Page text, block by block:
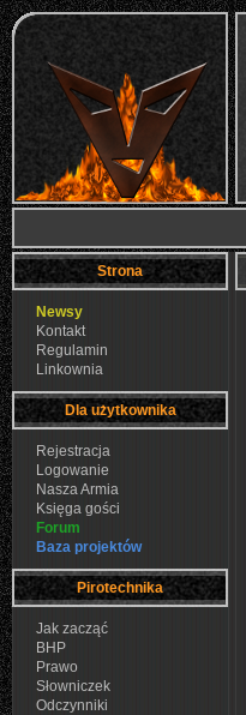
Strona
Newsy
Kontakt
Regulamin
Linkownia
Dla użytkownika
Rejestracja
Logowanie
Nasza Armia
Księga gości
Forum
Baza projektów
Pirotechnika
Jak zacząć
BHP
Prawo
Słowniczek
Odczynniki